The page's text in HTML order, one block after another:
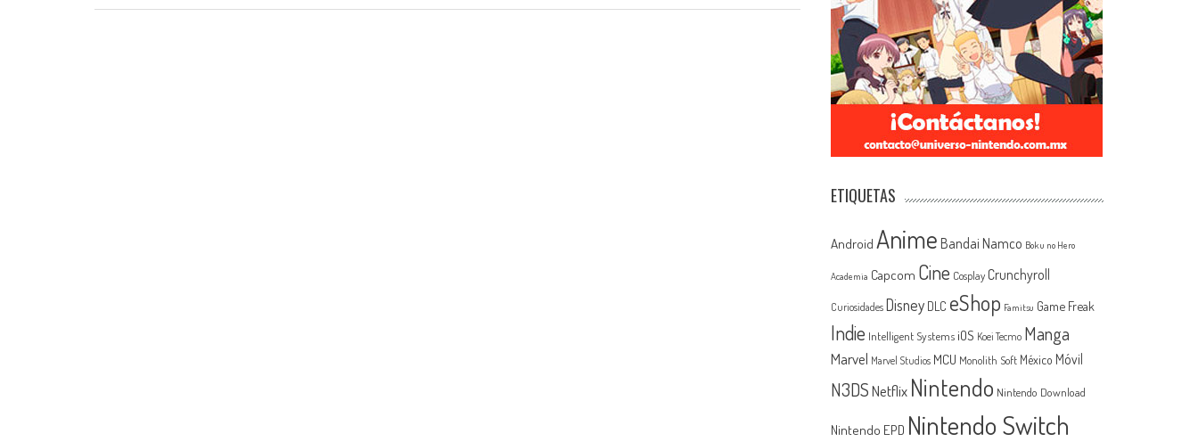
ETIQUETAS
Android Anime Bandai Namco Boku no Hero
Academia Capcom Cine Cosplay Crunchyroll
Curiosidades Disney DLC eShop Famitsu Game Freak
Indie Intelligent Systems iOS Koei Tecmo Manga
Marvel Marvel Studios MCU Monolith Soft México Móvil
N3DSNetflix Nintendo Nintendo Download
Nintendo EPD Nintendo Switch